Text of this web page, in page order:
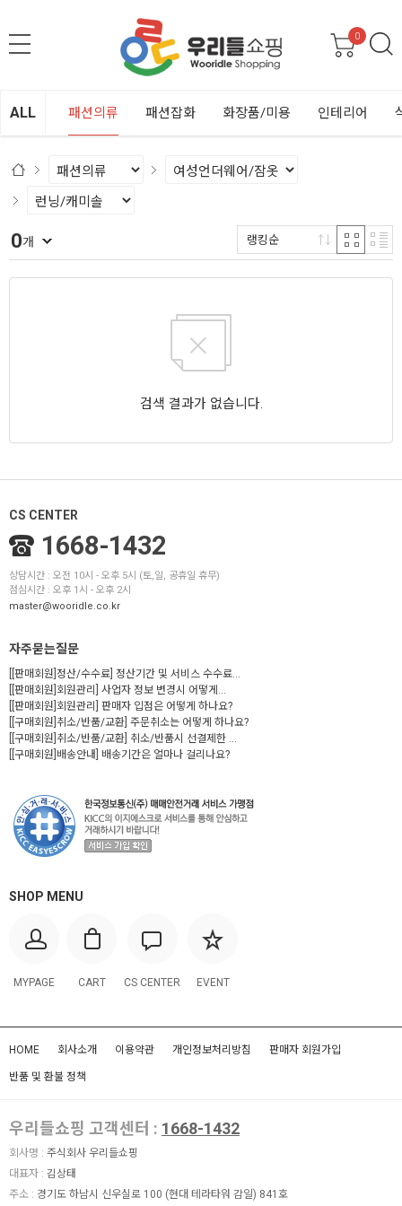
0
ALL 패션의류 패션잡화 화장품/미용 인테리어
0개 랭킹순
검색 결과가 없습니다.
CS CENTER
1668-1432
상담시간 : 오전 10시 - 오후 5시 (토,일, 공휴일 휴무)
점심시간 : 오후 1시 - 오후 2시
master@wooridle.co.kr
자주묻는질문
[[판매회원]정산/수수료] 정산기간 및 서비스 수수료...
[[판매회원]회원관리] 사업자 정보 변경시 어떻게...
[[판매회원]회원관리] 판매자 입점은 어떻게 하나요?
[[구매회원]취소/반품/교환] 주문취소는 어떻게 하나요?
[[구매회원]취소/반품/교환] 취소/반품시 선결제한 ...
[[구매회원]배송안내] 배송기간은 얼마나 걸리나요?
SHOP MENU
MYPAGE CART CS CENTER EVENT
HOME 회사소개 이용약관 개인정보처리방침 판매자 회원가입
반품 및 환불 정책
우리들쇼핑 고객센터 : 1668-1432
회사명 : 주식회사 우리들쇼핑
대표자 : 김상태
주소 : 경기도 하남시 신우실로 100 (현대 테라타워 감일) 841호